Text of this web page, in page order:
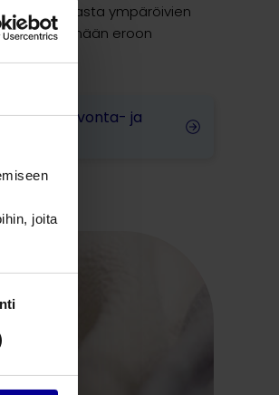
joita
Lasta ympäröivien
pääsemään eroon
hoito valvonta- ja